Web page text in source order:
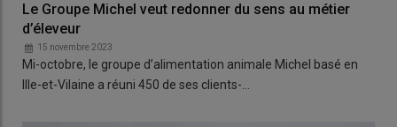
Le Groupe Michel veut redonner du sens au métier
d’éleveur
15 novembre 2023
Mi-octobre, le groupe d’alimentation animale Michel basé en
Ille-et-Vilaine a réuni 450 de ses clients-…